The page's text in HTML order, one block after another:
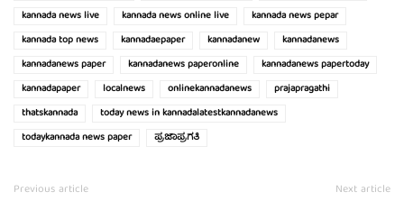
kannada news live
kannada news online live
kannada news pepar
kannada top news
kannadaepaper kannadanew
kannadanews
kannadanews paper
kannadanews paperonline
kannadanews papertoday
kannadapaper
localnews onlinekannadanews
prajapragathi
thatskannada
today news in kannadalatestkannadanews
todaykannada news paper
ಪ್ರಜಾಪ್ರಗತಿ
Previous article Next article